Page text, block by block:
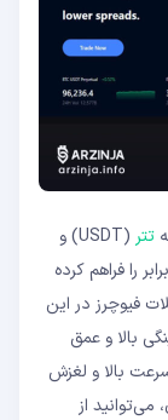
تتر
(USDT) و
رمزارز ارائه می‌دهد و امکان استفاده از اهرم تا ۲۰۰ برابر را فراهم کرده
فیوچرز در این
بالا و عمق
بالا و لغزش
می‌توانید از